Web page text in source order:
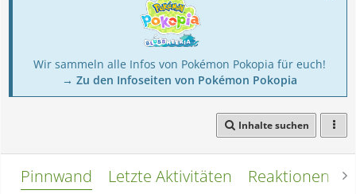
Wir sammeln alle Infos von Pokémon Pokopia für euch!
→ Zu den Infoseiten von Pokémon Pokopia
Inhalte suchen
Pinnwand Letzte Aktivitäten Reaktionen